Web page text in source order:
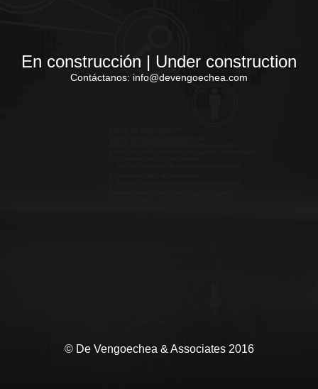
En construcción | Under construction
Contáctanos: info@devengoechea.com
© De Vengoechea & Associates 2016